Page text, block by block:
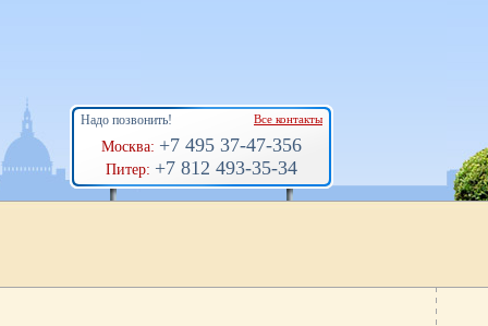
Надо позвонить! Все контакты
Москва: +7 495 37-47-356
Питер: +7 812 493-35-34